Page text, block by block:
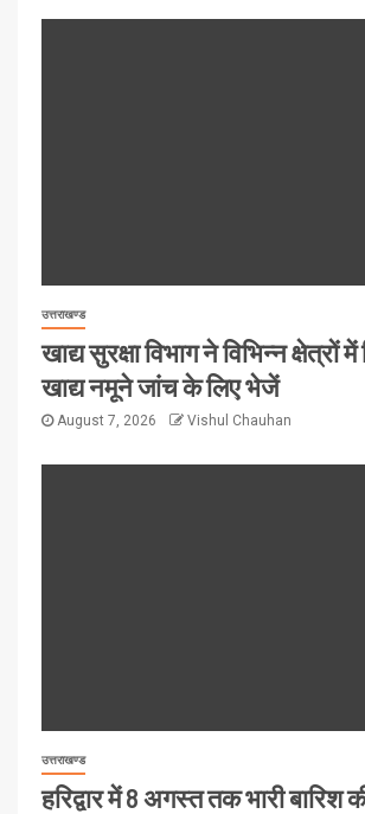
उत्तराखण्ड
खाद्य सुरक्षा विभाग ने विभिन्न क्षेत्रों
खाद्य नमूने जांच के लिए भेजें
August 7, 2026 Vishul Chauhan
उत्तराखण्ड
हरिद्वार में 8 अगस्त तक भारी बारिश